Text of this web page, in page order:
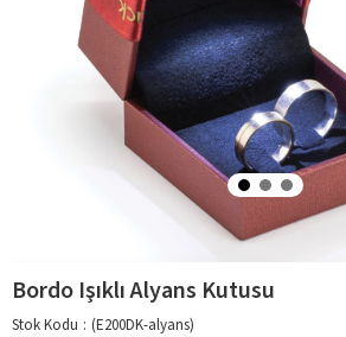
Bordo Işıklı Alyans Kutusu
Stok Kodu (E200DK-alyans)